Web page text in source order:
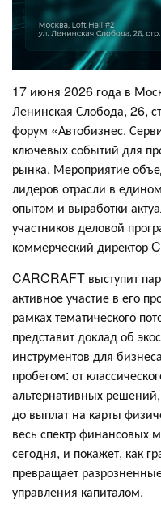
17 июня 2026 года в
Ленинская Слобода, 26,
форум «Автобизнес.
ключевых событий для
рынка. Мероприятие
лидеров отрасли в
опытом и выработки
участников деловой
коммерческий директор
CARCRAFT выступит
активное участие в его
рамках тематического
представит доклад об
инструментов для
пробегом: от
альтернативных
до выплат на карты
весь спектр финансовых
сегодня, и покажет, как
превращает
управления капиталом.